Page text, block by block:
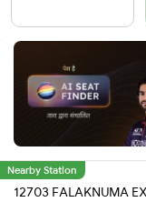
Nearby Station
12703 FALAKNUMA